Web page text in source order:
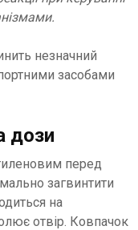
незначний
засобами
дози
перед
загвинтити
на
отвір. Ковпачок